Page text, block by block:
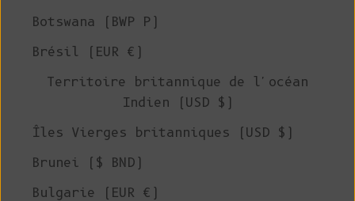
Botswana (BWP P)
Brésil (EUR €)
Territoire britannique de l'océan
Indien (USD $)
Îles Vierges britanniques (USD $)
Brunei ($ BND)
Bulgarie (EUR €)